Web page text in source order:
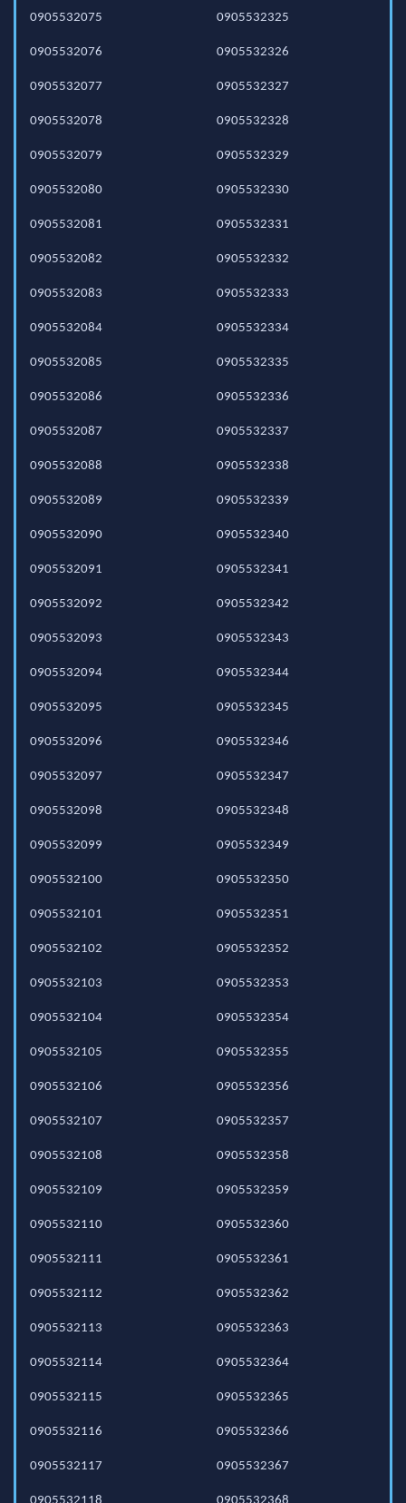
0905532075
0905532076
0905532077
0905532078
0905532079
0905532080
0905532081
0905532082
0905532083
0905532084
0905532085
0905532086
0905532087
0905532088
0905532089
0905532090
0905532091
0905532092
0905532093
0905532094
0905532095
0905532096
0905532097
0905532098
0905532099
0905532100
0905532101
0905532102
0905532103
0905532104
0905532105
0905532106
0905532107
0905532108
0905532109
0905532110
0905532111
0905532112
0905532113
0905532114
0905532115
0905532116
0905532117
0905532325
0905532326
0905532327
0905532328
0905532329
0905532330
0905532331
0905532332
0905532333
0905532334
0905532335
0905532336
0905532337
0905532338
0905532339
0905532340
0905532341
0905532342
0905532343
0905532344
0905532345
0905532346
0905532347
0905532348
0905532349
0905532350
0905532351
0905532352
0905532353
0905532354
0905532355
0905532356
0905532357
0905532358
0905532359
0905532360
0905532361
0905532362
0905532363
0905532364
0905532365
0905532366
0905532367